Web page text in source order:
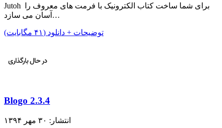
Jutoh برای شما ساخت کتاب الکترونیک با فرمت های معروف را
آسان می سازد…
توضیحات + دانلود (۴۱ مگابایت)
Blogo 2.3.4
انتشار: ۳۰ مهر ۱۳۹۴